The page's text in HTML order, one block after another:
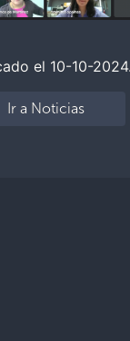
el 10-10-2024.
Ir a Noticias